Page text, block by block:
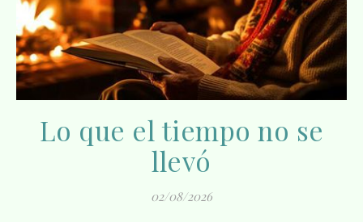
Lo que el tiempo no se
llevó
02/08/2026